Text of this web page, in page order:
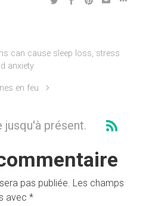
can cause sleep loss, stress
anxiety
en feu
présent.
pas publiée. Les champs
avec *